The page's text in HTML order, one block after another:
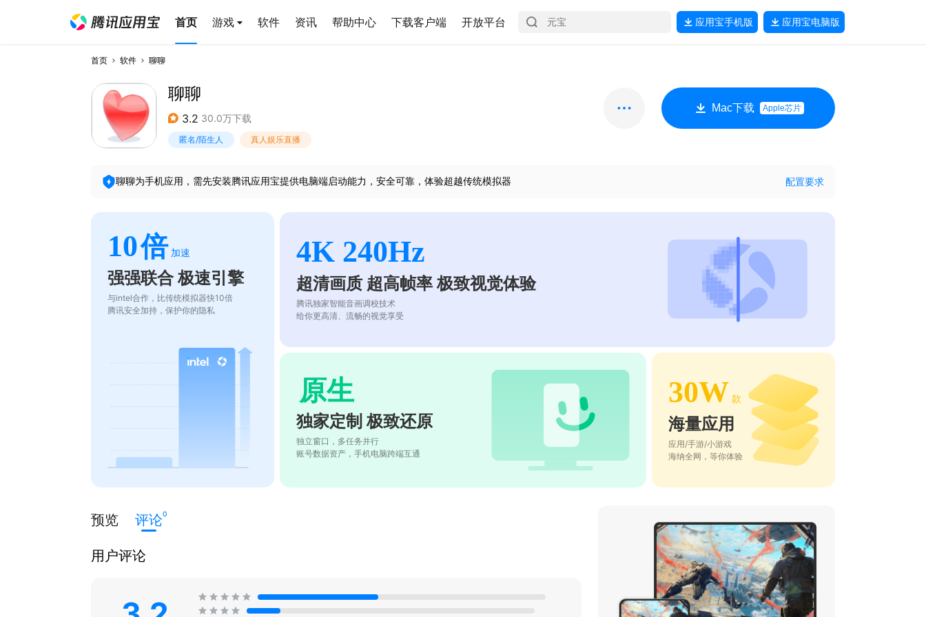
首页 游戏 软件 资讯 帮助中心 下载客户端 开放平台 应用宝手机版 应用宝电脑版
首页 软件 聊聊
聊聊
3.2 30.0万下载
匿名/陌生人 真人娱乐直播
Mac下载 Apple芯片
聊聊为手机应用，需先安装腾讯应用宝提供电脑端启动能力，安全可靠，体验超越传统模拟器 配置要求
10倍 加速
强强联合 极速引擎
与intel合作，比传统模拟器快10倍
腾讯安全加持，保护你的隐私
4K 240Hz
超清画质 超高帧率 极致视觉体验
腾讯独家智能音画调校技术
给你更高清、流畅的视觉享受
原生
独家定制 极致还原
独立窗口，多任务并行
账号数据资产，手机电脑跨端互通
30W 款
海量应用
应用/手游/小游戏
海纳全网，等你体验
预览 评论0
用户评论